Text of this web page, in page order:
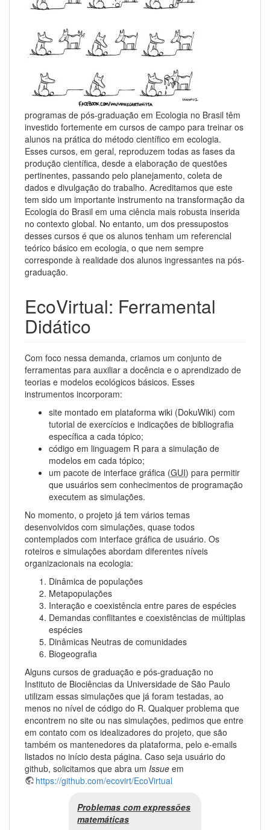
programas de pós-graduação em Ecologia no Brasil têm
investido fortemente em cursos de campo para treinar os
alunos na prática do método científico em ecologia.
Esses cursos, em geral, reproduzem todas as fases da
produção científica, desde a elaboração de questões
pertinentes, passando pelo planejamento, coleta de
dados e divulgação do trabalho. Acreditamos que este
tem sido um importante instrumento na transformação da
Ecologia do Brasil em uma ciência mais robusta inserida
no contexto global. No entanto, um dos pressupostos
desses cursos é que os alunos tenham um referencial
teórico básico em ecologia, o que nem sempre
corresponde à realidade dos alunos ingressantes na pós-
graduação.
EcoVirtual: Ferramental
Didático
Com foco nessa demanda, criamos um conjunto de
ferramentas para auxiliar a docência e o aprendizado de
teorias e modelos ecológicos básicos. Esses
instrumentos incorporam:
site montado em plataforma wiki (DokuWiki) com
tutorial de exercícios e indicações de bibliografia
específica a cada tópico;
código em linguagem R para a simulação de
modelos em cada tópico;
um pacote de interface gráfica (GUI) para permitir
que usuários sem conhecimentos de programação
executem as simulações.
No momento, o projeto já tem vários temas
desenvolvidos com simulações, quase todos
contemplados com interface gráfica de usuário. Os
roteiros e simulações abordam diferentes níveis
organizacionais na ecologia:
Dinâmica de populações
Metapopulações
Interação e coexistência entre pares de espécies
Demandas conflitantes e coexistências de múltiplas
espécies
Dinâmicas Neutras de comunidades
Biogeografia
Alguns cursos de graduação e pós-graduação no
Instituto de Biociências da Universidade de São Paulo
utilizam essas simulações que já foram testadas, ao
menos no nível de código do R. Qualquer problema que
encontrem no site ou nas simulações, pedimos que entre
em contato com os idealizadores do projeto, que são
também os mantenedores da plataforma, pelo e-emails
listados no início desta página. Caso seja usuário do
github, solicitamos que abra um Issue em
https://github.com/ecovirt/EcoVirtual
Problemas com expressões
matemáticas